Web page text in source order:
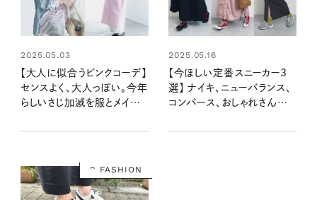
2025.05.03
【大人に似合うピンクコーデ】
センスよく、大人っぽい。今年
らしいさじ加減を服とメイク
2025.05.16
【今ほしい定番スニーカー3
選】 ナイキ、ニューバランス、
コンバース、おしゃれさんはど
FASHION